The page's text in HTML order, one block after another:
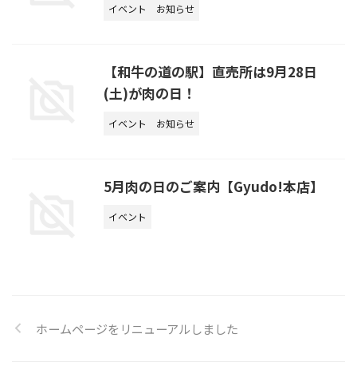
イベント お知らせ
【和牛の道の駅】直売所は9月28日
(土)が肉の日！
イベント お知らせ
5月肉の日のご案内【Gyudo!本店】
イベント
ホームページをリニューアルしました